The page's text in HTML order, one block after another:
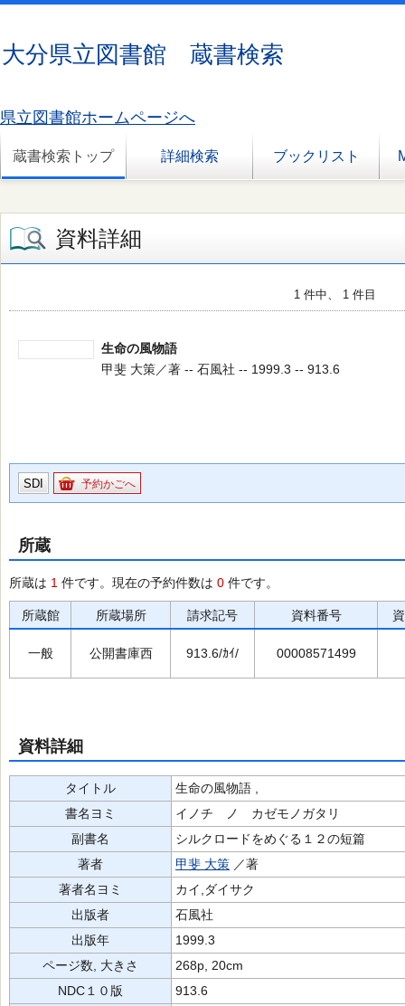
大分県立図書館 蔵書検索
県立図書館ホームページへ
蔵書検索トップ 詳細検索 ブックリスト
資料詳細
1 件中、 1 件目
生命の風物語
甲斐 大策／著 -- 石風社 -- 1999.3 -- 913.6
SDI 予約かごへ
所蔵
所蔵は 1 件です。現在の予約件数は 0 件です。
所蔵館 所蔵場所 請求記号 資料番号
一般 公開書庫西 913.6/ｶｲ/ 00008571499
資料詳細
タイトル
生命の風物語 ,
書名ヨミ
イノチ ノ カゼモノガタリ
副書名
シルクロードをめぐる１２の短篇
著者
甲斐 大策 ／著
著者名ヨミ
カイ,ダイサク
出版者
石風社
出版年
1999.3
ページ数, 大きさ
268p, 20cm
NDC１０版
913.6